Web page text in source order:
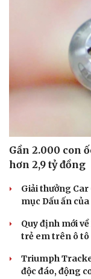
Sân khấu - Điện ảnh
Văn học
Âm nhạc
Di sản
Gần 2.000 con
hơn 2,9 tỷ đồng
Giải thưởng Car
mục Dấu ấn
Quy định mới
trẻ em trên ô tô
Triumph
độc đáo, động